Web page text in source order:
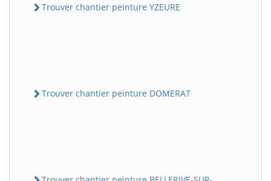
Trouver chantier peinture YZEURE
Trouver chantier peinture DOMERAT